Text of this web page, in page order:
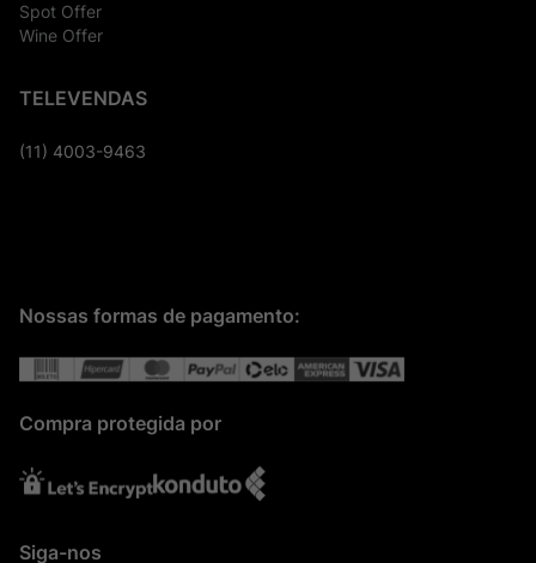
Spot Offer
Wine Offer
TELEVENDAS
(11) 4003-9463
Nossas formas de pagamento:
Compra protegida por
Siga-nos